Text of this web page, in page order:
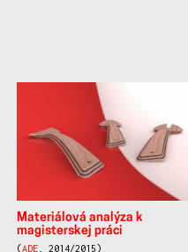
práce
Materiálová analýza k
magisterskej práci
(ADE, 2014/2015)